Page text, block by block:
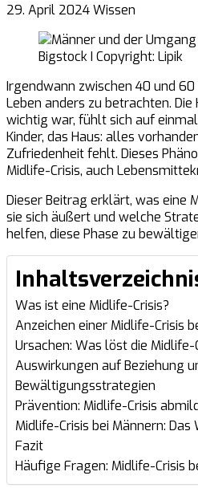
29. April 2024Wissen
Bigstock I Copyright: Lipik
Irgendwann zwischen 40 und
Leben anders zu betrachten. Die
wichtig war, fühlt sich auf einmal
Kinder, das Haus: alles
Zufriedenheit fehlt. Dieses
Midlife-Crisis, auch
Dieser Beitrag erklärt, was eine
sie sich äußert und welche
helfen, diese Phase zu
Was ist eine Midlife-Crisis?
Anzeichen einer Midlife-Crisis
Ursachen: Was löst die Midlife-
Auswirkungen auf Beziehung
Bewältigungsstrategien
Prävention: Midlife-Crisis
Midlife-Crisis bei Männern:
Fazit
Häufige Fragen: Midlife-Crisis